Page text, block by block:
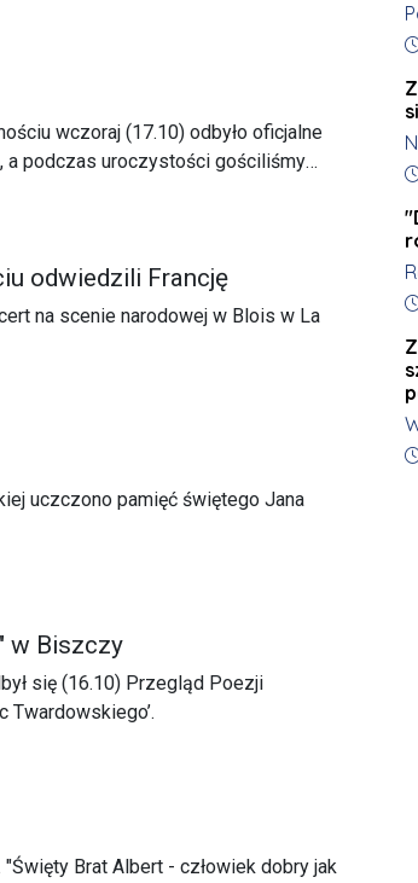
wczoraj (17.10) odbyło oficjalne
a podczas uroczystości gościliśmy
odwiedzili Francję
na scenie narodowej w Blois w La
uczczono pamięć świętego Jana
w Biszczy
się (16.10) Przegląd Poezji
Twardowskiego’.
Brat Albert - człowiek dobry jak